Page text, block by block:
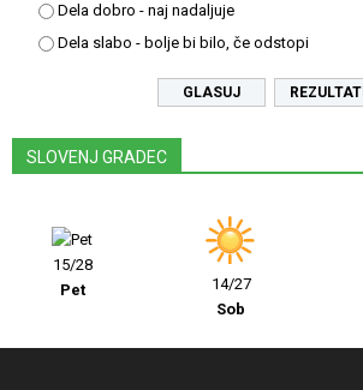
Dela dobro - naj nadaljuje
Dela slabo - bolje bi bilo, če odstopi
REZULTATI
SLOVENJ GRADEC
15/28
Pet
14/27
Sob